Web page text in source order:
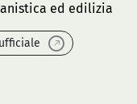
ed edilizia